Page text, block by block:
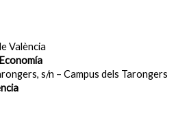
València
s/n – Campus dels Tarongers